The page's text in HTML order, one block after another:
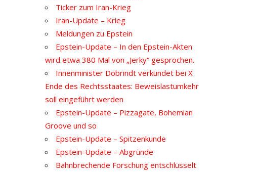
Ticker zum Iran-Krieg
Iran-Update – Krieg
Meldungen zu Epstein
Epstein-Update – In den Epstein-Akten
wird etwa 380 Mal von „Jerky“ gesprochen.
Innenminister Dobrindt verkündet bei X
Ende des Rechtsstaates: Beweislastumkehr
soll eingeführt werden
Epstein-Update – Pizzagate, Bohemian
Groove und so
Epstein-Update – Spitzenkunde
Epstein-Update – Abgründe
Bahnbrechende Forschung entschlüsselt